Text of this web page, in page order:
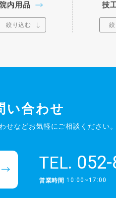
院内用品
絞り込む
技
い合わせ
せなどお気軽にご相談ください。
TEL.
営業時間 10:00~17:00